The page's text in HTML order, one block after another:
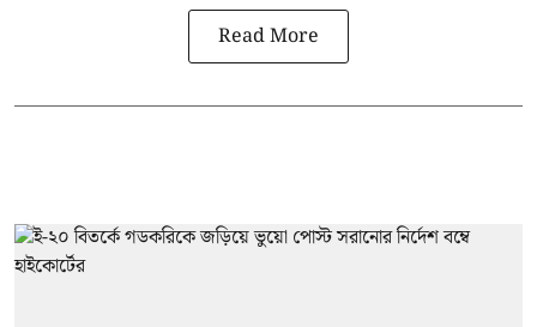
Read More